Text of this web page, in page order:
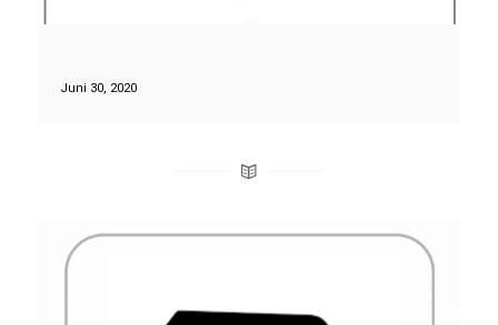
Juni 30, 2020